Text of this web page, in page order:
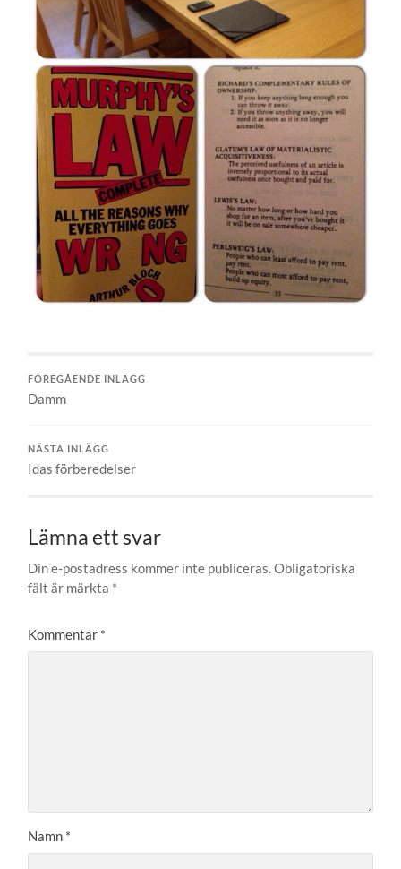
FÖREGÅENDE INLÄGG
Damm
NÄSTA INLÄGG
Idas förberedelser
Lämna ett svar
Din e-postadress kommer inte publiceras.Obligatoriska
fält är märkta *
Kommentar *
Namn *